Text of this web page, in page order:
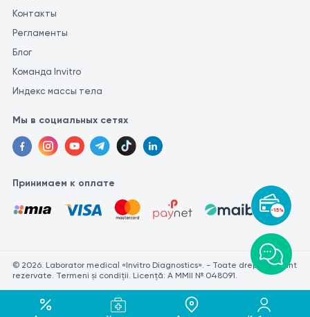
-15%
Контакты
Регламенты
Блог
Команда Invitro
Индекс массы тела
Мы в социальных сетях
Принимаем к оплате
© 2026. Laborator medical «Invitro Diagnostics». - Toate drepturile sunt
rezervate. Termeni și condiții. Licență: A MMII № 048091.